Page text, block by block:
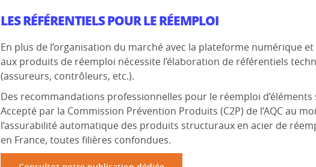
LES RÉFÉRENTIELS POUR LE RÉEMPLOI
En plus de l’organisation du marché avec la plateforme numérique
aux produits de réemploi nécessite l’élaboration de référentiels
(assureurs, contrôleurs, etc.).
Des recommandations professionnelles pour le réemploi
Accepté par la Commission Prévention Produits (C2P) de l’AQC au
l’assurabilité automatique des produits structuraux en acier de
en France, toutes filières confondues.